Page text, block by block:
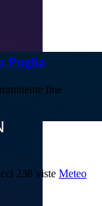
Puglia
fine
238 viste Meteo